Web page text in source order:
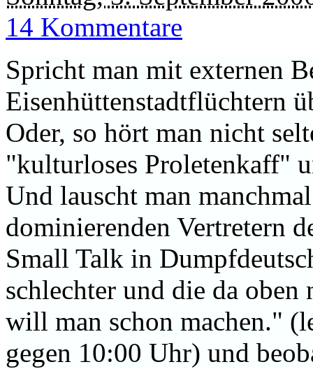
14 Kommentare
Spricht man mit externen
Eisenhüttenstadtflüchtern
Oder, so hört man nicht
"kulturloses Proletenkaff"
Und lauscht man
dominierenden Vertretern
Small Talk in
schlechter und die da oben
will man schon machen."
gegen 10:00 Uhr) und